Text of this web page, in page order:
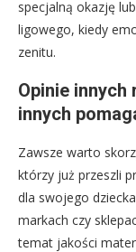
specjalną okazję
ligowego, kiedy
zenitu.
Opinie
innych
Zawsze warto
którzy już przeszli
dla swojego
markach czy
temat jakości